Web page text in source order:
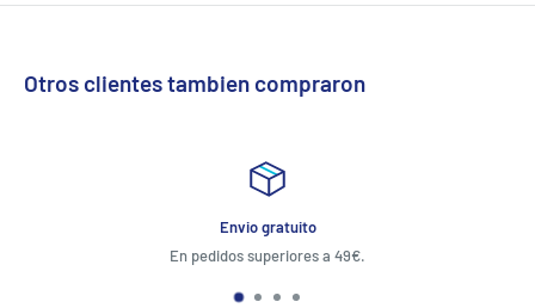
Otros clientes tambien compraron
Atención al cliente 24 horas para devoluciones